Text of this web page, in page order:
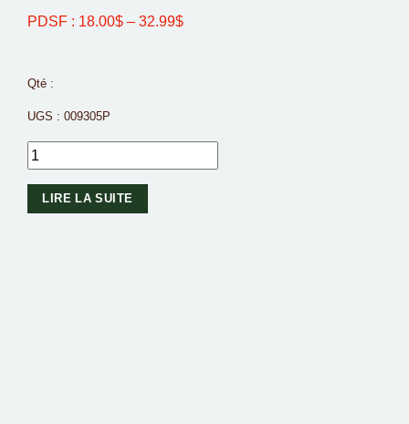
PDSF : 18.00$ – 32.99$
Qté :
UGS : 009305P
LIRE LA SUITE